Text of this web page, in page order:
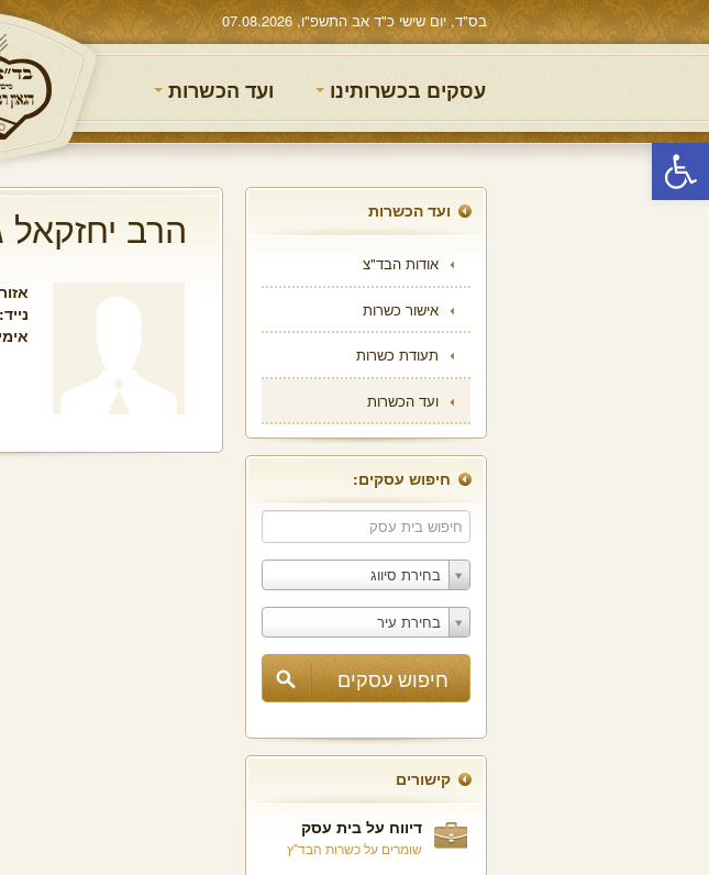
פתח סרגל נגישות
בס"ד, יום שישי כ"ד אב התשפ"ו, 07.08.2026
עסקים בכשרותינו ועד הכשרות
ועד הכשרות
אודות הבד"צ
אישור כשרות
תעודת כשרות
ועד הכשרות
חיפוש עסקים:
בחירת סיווג
בחירת עיר
קישורים
דיווח על בית עסק
שומרים על כשרות הבד"ץ
הרב יחזקאל גלילי
נייד: